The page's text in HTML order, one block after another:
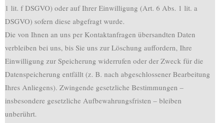
1 lit. f DSGVO) oder auf Ihrer Einwilligung (Art. 6 Abs. 1 lit. a
DSGVO) sofern diese abgefragt wurde.
Die von Ihnen an uns per Kontaktanfragen übersandten Daten
verbleiben bei uns, bis Sie uns zur Löschung auffordern, Ihre
Einwilligung zur Speicherung widerrufen oder der Zweck für die
Datenspeicherung entfällt (z. B. nach abgeschlossener Bearbeitung
Ihres Anliegens). Zwingende gesetzliche Bestimmungen –
insbesondere gesetzliche Aufbewahrungsfristen – bleiben
unberührt.